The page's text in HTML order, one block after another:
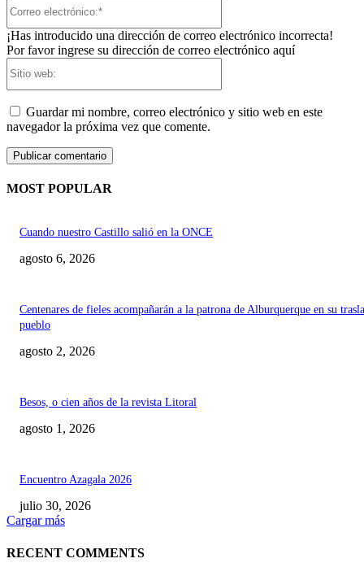
¡Has introducido una dirección de correo electrónico incorrecta!
Por favor ingrese su dirección de correo electrónico aquí
Guardar mi nombre, correo electrónico y sitio web en este
navegador la próxima vez que comente.
MOST POPULAR
Cuando nuestro Castillo salió en la ONCE
agosto 6, 2026
Centenares de fieles acompañarán a la patrona de Alburquerque en su
pueblo
agosto 2, 2026
Besos, o cien años de la revista Litoral
agosto 1, 2026
Encuentro Azagala 2026
julio 30, 2026
Cargar más
RECENT COMMENTS